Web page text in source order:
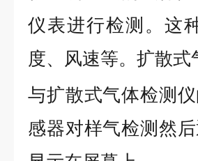
仪表进行检测。这
度、风速等。扩散
与扩散式气体检测
感器对样气检测然